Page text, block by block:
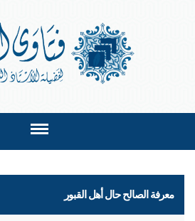
معرفة الصالح حال أهل القبور